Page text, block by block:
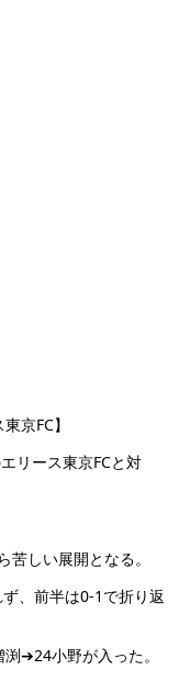
京FC】
リース東京FCと対
しい展開となる。
、前半は0-1で折り返
➔24小野が入った。